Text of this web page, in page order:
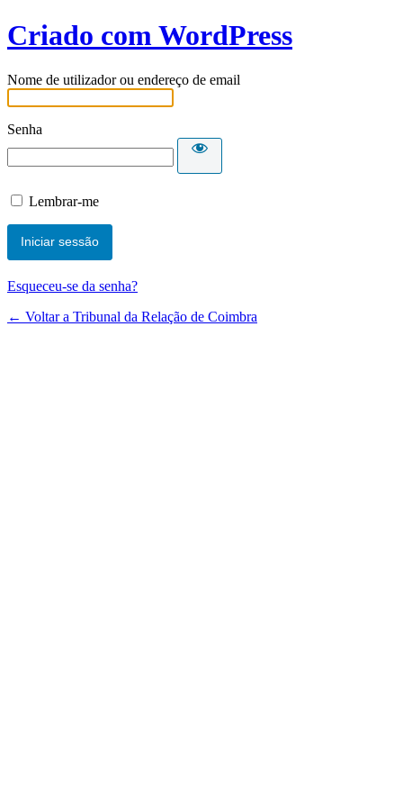
Criado com WordPress
Nome de utilizador ou endereço de email
Senha
Lembrar-me
Esqueceu-se da senha?
← Voltar a Tribunal da Relação de Coimbra